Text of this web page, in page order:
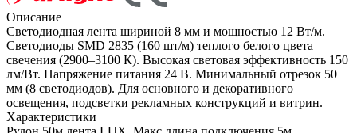
Описание
Светодиодная лента шириной 8 мм и мощностью 12 Вт/м.
Светодиоды SMD 2835 (160 шт/м) теплого белого цвета
свечения (2900–3100 К). Высокая световая эффективность 150
лм/Вт. Напряжение питания 24 В. Минимальный отрезок 50
мм (8 светодиодов). Для основного и декоративного
освещения, подсветки рекламных конструкций и витрин.
Характеристики